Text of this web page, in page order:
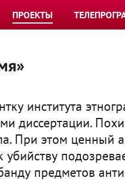
ПРОЕКТЫ
института
диссертации.
При этом ценный
предметов